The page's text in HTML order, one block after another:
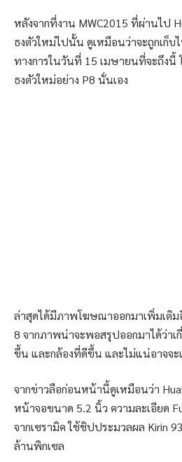
หลังจากที่งาน MWC2015 ที่ผ่านไป
ธงตัวใหม่ไปนั้น ดูเหมือนว่าจะถูกเก็บ
ทางการในวันที่ 15 เมษายนที่จะถึงนี้
ธงตัวใหม่อย่าง P8 นั่นเอง
ล่าสุดได้มีภาพโฆษณาออกมาเพิ่มเติม
8 จากภาพน่าจะพอสรุปออกมาได้ว่า
ขึ้น และกล้องที่ดีขึ้น และไม่แน่อาจจะ
จากข่าวลือก่อนหน้านี้ดูเหมือนว่า
หน้าจอขนาด 5.2 นิ้ว ความละเอียด
จากเซรามิค ใช้ชิปประมวลผล Kirin
ล้านพิกเซล